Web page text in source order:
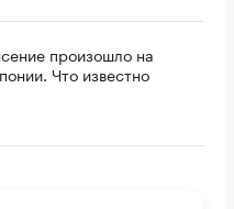
произошло на
Что известно